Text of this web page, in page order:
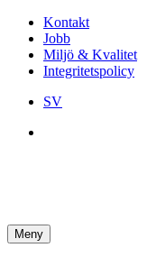
Kontakt
Jobb
Miljö & Kvalitet
Integritetspolicy
SV
Meny